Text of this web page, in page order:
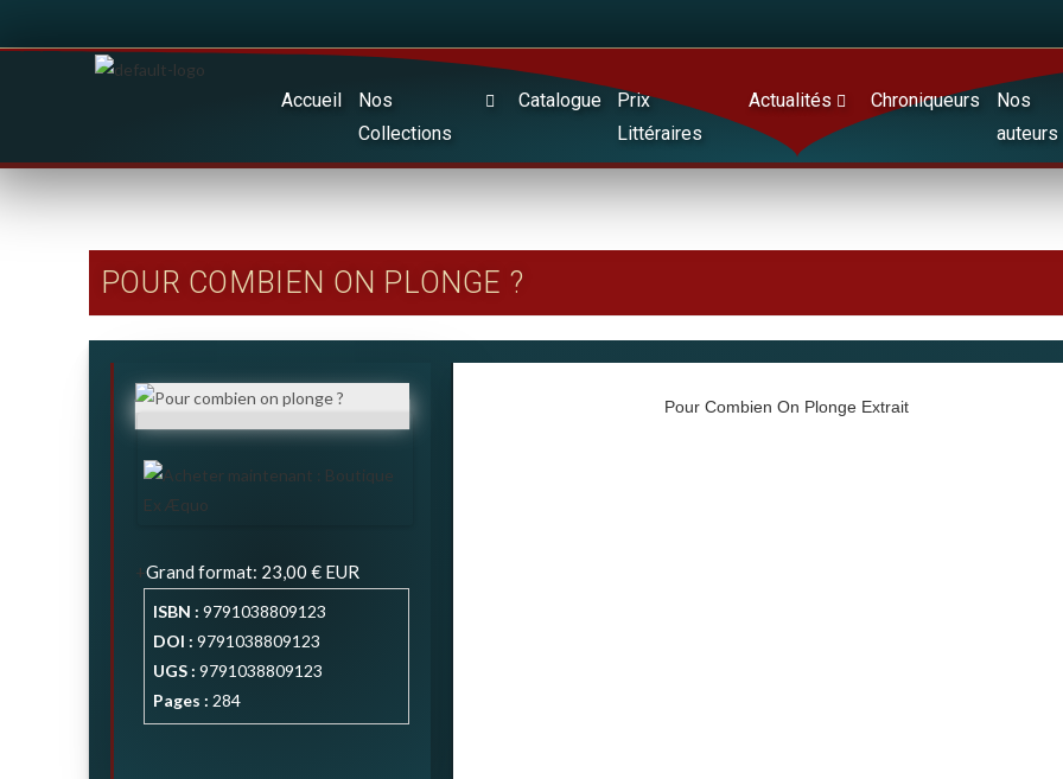
Accueil
Nos
Collections
Catalogue
Prix
Littéraires
Actualités Chroniqueurs
Nos
auteurs
POUR COMBIEN ON PLONGE ?
Grand format: 23,00 €EUR
ISBN : 9791038809123
DOI : 9791038809123
UGS : 9791038809123
Pages : 284
Pour Combien On Plonge Extrait